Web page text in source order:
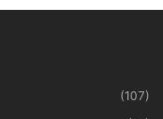
(107)